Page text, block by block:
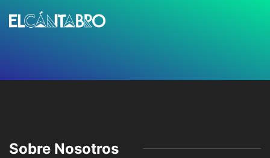
Sobre Nosotros